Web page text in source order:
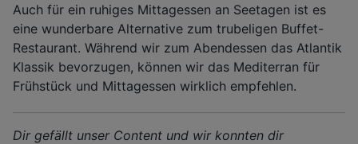
Auch für ein ruhiges Mittagessen an Seetagen ist es
eine wunderbare Alternative zum trubeligen Buffet-
Restaurant. Während wir zum Abendessen das Atlantik
Klassik bevorzugen, können wir das Mediterran für
Frühstück und Mittagessen wirklich empfehlen.
Dir gefällt unser Content und wir konnten dir